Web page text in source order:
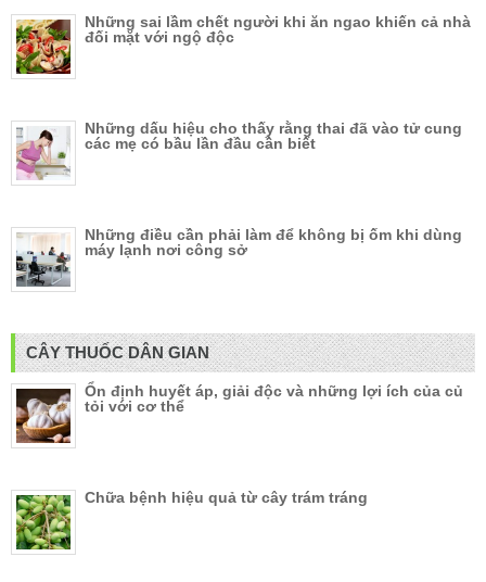
Những sai lầm chết người khi ăn ngao khiến cả nhà
đối mặt với ngộ độc
Những dấu hiệu cho thấy rằng thai đã vào tử cung
các mẹ có bầu lần đầu cần biết
Những điều cần phải làm để không bị ốm khi dùng
máy lạnh nơi công sở
CÂY THUỐC DÂN GIAN
Ổn định huyết áp, giải độc và những lợi ích của củ
tỏi với cơ thể
Chữa bệnh hiệu quả từ cây trám tráng